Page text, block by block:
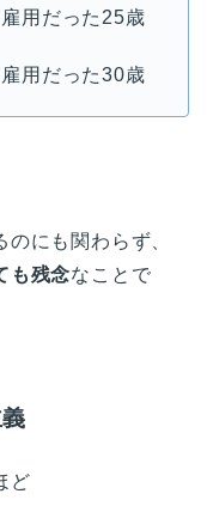
用だった25歳
用だった30歳
にも関わらず、
も残念なことで
ど